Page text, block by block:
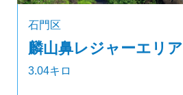
石門区
麟山鼻レジャーエリア
3.04キロ